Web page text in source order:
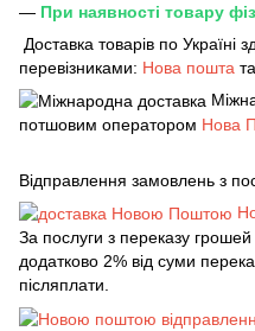
— При наявності товару
Доставка товарів по Україні
перевізниками: Нова пошта та
потшовим оператором Нова
Відправлення замовлень з
За послуги з переказу грошей
додатково 2% від суми
післяплати.